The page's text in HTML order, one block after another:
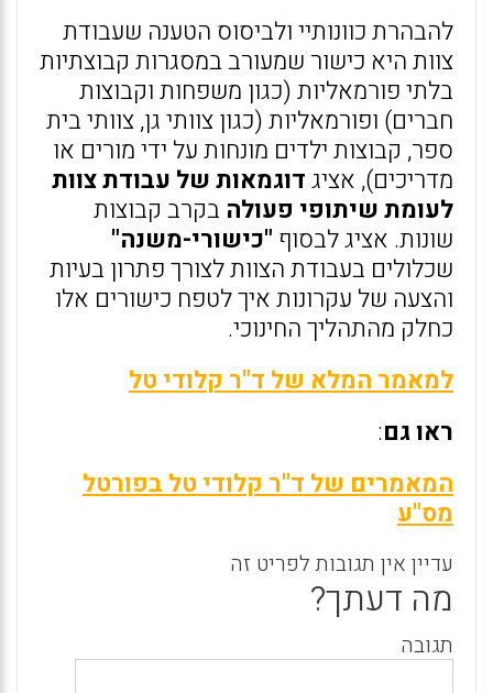
להבהרת כוונותיי ולביסוס הטענה שעבודת
צוות היא כישור שמעורב במסגרות קבוצתיות
בלתי פורמאליות (כגון משפחות וקבוצות
חברים) ופורמאליות (כגון צוותי גן, צוותי בית
ספר, קבוצות ילדים מונחות על ידי מורים או
מדריכים), אציגדוגמאות של עבודת צוות
לעומת שיתופי פעולה בקרב קבוצות
שונות. אציג לבסוף "כישורי-משנה"
שכלולים בעבודת הצוות לצורך פתרון בעיות
והצעה של עקרונות איך לטפח כישורים אלו
כחלק מהתהליך החינוכי.
למאמר המלא של ד"ר קלודי טל
ראו גם:
המאמרים של ד"ר קלודי טל בפורטל
מס"ע
עדיין אין תגובות לפריט זה
מה דעתך?
תגובה